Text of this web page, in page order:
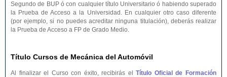
Segundo de BUP ó con cualquier título Universitario ó habiendo superado
la Prueba de Acceso a la Universidad. En cualquier otro caso diferente
(por ejemplo, si no puedes acreditar ninguna titulación), deberás realizar
la Prueba de Acceso a FP de Grado Medio.
Título Cursos de Mecánica del Automóvil
Al finalizar el Curso con éxito, recibirás elTítulo Oficial de Formación